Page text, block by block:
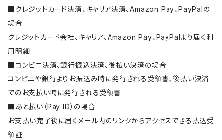
■クレジットカード決済、キャリア決済、Amazon Pay、PayPalの
場合
クレジットカード会社、キャリア、Amazon Pay、PayPalより届く利
用明細
■コンビニ決済、銀行振込決済、後払い決済の場合
コンビニや銀行よりお振込み時に発行される受領書、後払い決済
でのお支払い時に発行される受領書
■あと払い（Pay ID）の場合
お支払い完了後に届くメール内のリンクからアクセスできる払込受
領証